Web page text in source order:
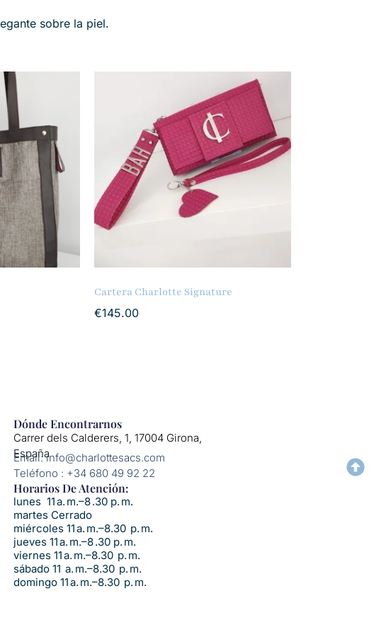
sobre la piel.
Cartera Charlotte Signature
€145.00
Dónde Encontrarnos
Carrer dels Calderers, 1, 17004 Girona,
España
Email: info@charlottesacs.com
Teléfono : +34 680 49 92 22
Horarios De Atención:​
lunes 11 a. m.–8 .30 p. m.
martes Cerrado
miércoles 11 a. m.–8.30 p. m.
jueves 11 a. m.–8 .30 p. m.
viernes 11 a. m.–8.30 p. m.
sábado 11 a. m.–8.30 p. m.
domingo 11 a. m.–8.30 p. m.